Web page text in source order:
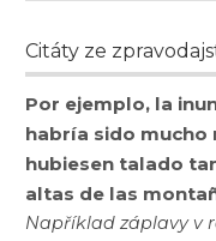
Citáty ze
Por ejemplo, la
habría sido mucho
hubiesen talado
altas de las
Například záplavy v